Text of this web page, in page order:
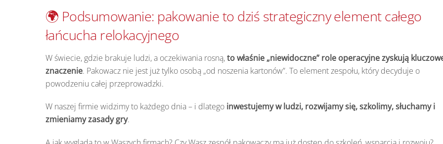
🌍 Podsumowanie: pakowanie to dziś strategiczny element całego
łańcucha relokacyjnego
W świecie, gdzie brakuje ludzi, a oczekiwania rosną,to właśnie „niewidoczne” role operacyjne zyskują
znaczenie. Pakowacz nie jest już tylko osobą „od noszenia kartonów”. To element zespołu, który decyduje o
powodzeniu całej przeprowadzki.
W naszej firmie widzimy to każdego dnia – i dlatego inwestujemy w ludzi, rozwijamy się, szkolimy, słuchamy i
zmieniamy zasady gry.